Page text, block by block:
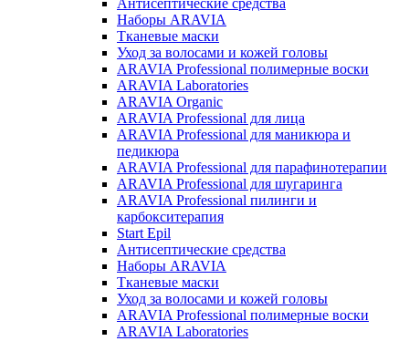
Антисептические средства
Наборы ARAVIA
Тканевые маски
Уход за волосами и кожей головы
ARAVIA Professional полимерные воски
ARAVIA Laboratories
ARAVIA Organic
ARAVIA Professional для лица
ARAVIA Professional для маникюра и
педикюра
ARAVIA Professional для парафинотерапии
ARAVIA Professional для шугаринга
ARAVIA Professional пилинги и
карбокситерапия
Start Epil
Антисептические средства
Наборы ARAVIA
Тканевые маски
Уход за волосами и кожей головы
ARAVIA Professional полимерные воски
ARAVIA Laboratories